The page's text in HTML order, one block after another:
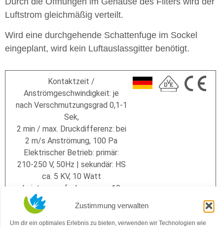
Zustimmung verwalten
Um dir ein optimales Erlebnis zu bieten, verwenden wir Technologien wie
Luftstrom gleichmäßig verteilt.
Wird eine durchgehende Schattenfuge im Sockel
eingeplant, wird kein Luftauslassgitter benötigt.
Kontaktzeit /
Anströmgeschwindigkeit: je
nach Verschmutzungsgrad 0,1-1
Sek,
2 min / max. Druckdifferenz: bei
2 m/s Anströmung, 100 Pa
Elektrischer Betrieb: primär:
210-250 V, 50Hz | sekundär: HS
ca. 5 KV, 10 Watt
Leistungsaufnahme: max. 10
Watt, max. 3,65 KW p.a. |
Standby-Verbrauch: max. 0,5
Watt